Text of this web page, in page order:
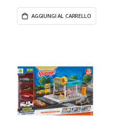
AGGIUNGI AL CARRELLO